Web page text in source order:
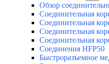
Обзор
Соединительная
Соединительная
Соединительная
Соединительная
Соединения HFP50
Быстроразъемное